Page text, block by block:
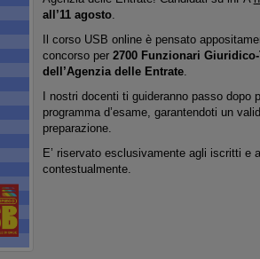
all’11 agosto.
Il corso USB online è pensato
concorso per 2700 Funzionari
dell’Agenzia delle Entrate.
I nostri docenti ti guideranno passo dopo
programma d’esame, garantendoti un
preparazione.
E’ riservato esclusivamente agli iscritti e
contestualmente.